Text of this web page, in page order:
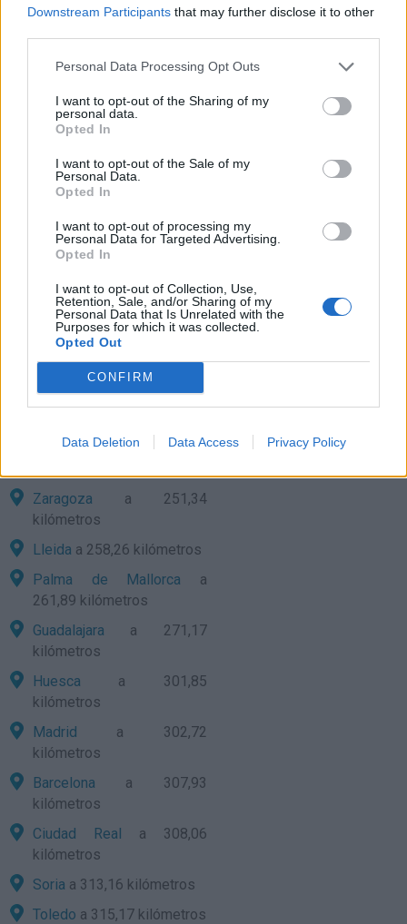
Downstream Participants that may further disclose it to other
Personal Data Processing Opt Outs
I want to opt-out of the Sharing of my
personal data.
Opted In
I want to opt-out of the Sale of my
Personal Data.
Opted In
I want to opt-out of processing my
Personal Data for Targeted Advertising.
Opted In
I want to opt-out of Collection, Use,
Retention, Sale, and/or Sharing of my
Personal Data that Is Unrelated with the
Purposes for which it was collected.
Opted Out
CONFIRM
Data Deletion Data Access Privacy Policy
Picanyaa 3,54 kilómetros
Beniparrella 4,87
kilómetros
Xirivellaa 5,31 kilómetros
Mislataa 5,97 kilómetros
Valencia
a 5,27 kilómetros
Castellóna 69,49
Teruela 118,77 kilómetros
Alicante
kilómetros
Albacetea 134,74
kilómetros
Cuencaa 164,99
kilómetros
Tarragonaa 234,23
Zaragoza a 251,34
kilómetros
Lleida a 258,26 kilómetros
Palma de Mallorca a
261,89 kilómetros
Guadalajara a 271,17
kilómetros
Huesca a 301,85
kilómetros
Madrid a 302,72
kilómetros
Barcelona a 307,93
kilómetros
Ciudad Real a 308,06
kilómetros
Soria a 313,16 kilómetros
Toledo a 315,17 kilómetros
Precios de la
gasolina en
Benetússer